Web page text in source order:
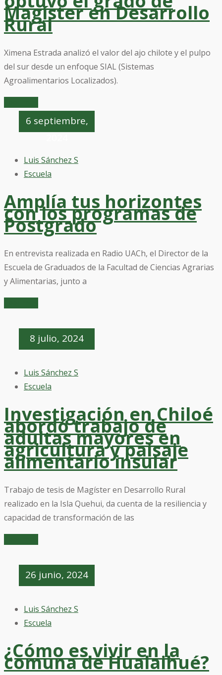
Magíster en Desarrollo
Rural
Ximena Estrada analizó el valor del ajo chilote y el pulpo
del sur desde un enfoque SIAL (Sistemas
Agroalimentarios Localizados).
6 septiembre,
Luis Sánchez S
Escuela
Amplía tus horizontes
con los programas de
Postgrado
En entrevista realizada en Radio UACh, el Director de la
Escuela de Graduados de la Facultad de Ciencias Agrarias
y Alimentarias, junto a
8 julio, 2024
Luis Sánchez S
Escuela
Investigación en Chiloé
abordó trabajo de
adultas mayores en
agricultura y paisaje
alimentario insular
Trabajo de tesis de Magíster en Desarrollo Rural
realizado en la Isla Quehui, da cuenta de la resiliencia y
capacidad de transformación de las
26 junio, 2024
Luis Sánchez S
Escuela
¿Cómo es vivir en la
comuna de Hualaihué?